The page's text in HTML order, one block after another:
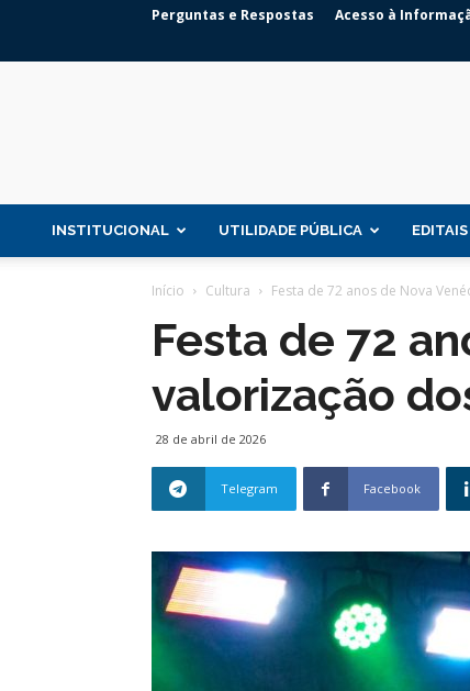
Perguntas e Respostas Acesso à
INSTITUCIONAL UTILIDADE PÚBLICA EDITAIS
Início Cultura Festa de 72 anos de Nova
Festa de 72
valorização
28 de abril de 2026
Telegram Facebook